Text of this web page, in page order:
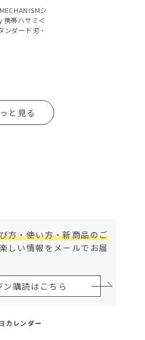
シ
帯ハサミ＜
ンダード刃・
と見る
方・使い方・新商品のご
しい情報をメールでお届
ン購読はこちら
カレンダー